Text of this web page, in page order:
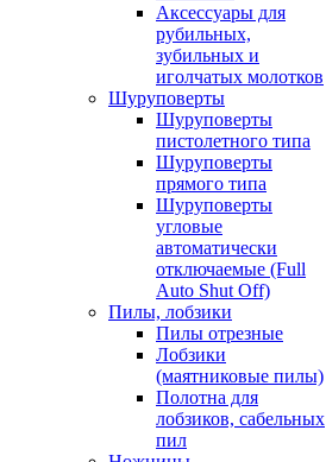
Аксессуары для
рубильных,
зубильных и
иголчатых молотков
Шуруповерты
Шуруповерты
пистолетного типа
Шуруповерты
прямого типа
Шуруповерты
угловые
автоматически
отключаемые (Full
Auto Shut Off)
Пилы, лобзики
Пилы отрезные
Лобзики
(маятниковые пилы)
Полотна для
лобзиков, сабельных
пил